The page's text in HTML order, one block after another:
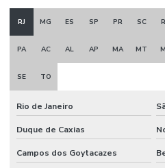
RJ MG ES SP PR SC
PA AC AL AP MA MT
SE TO
Rio de Janeiro
Duque de Caxias
Campos dos Goytacazes